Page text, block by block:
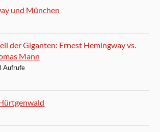
und München
der Giganten: Ernest Hemingway vs.
Mann
Aufrufe